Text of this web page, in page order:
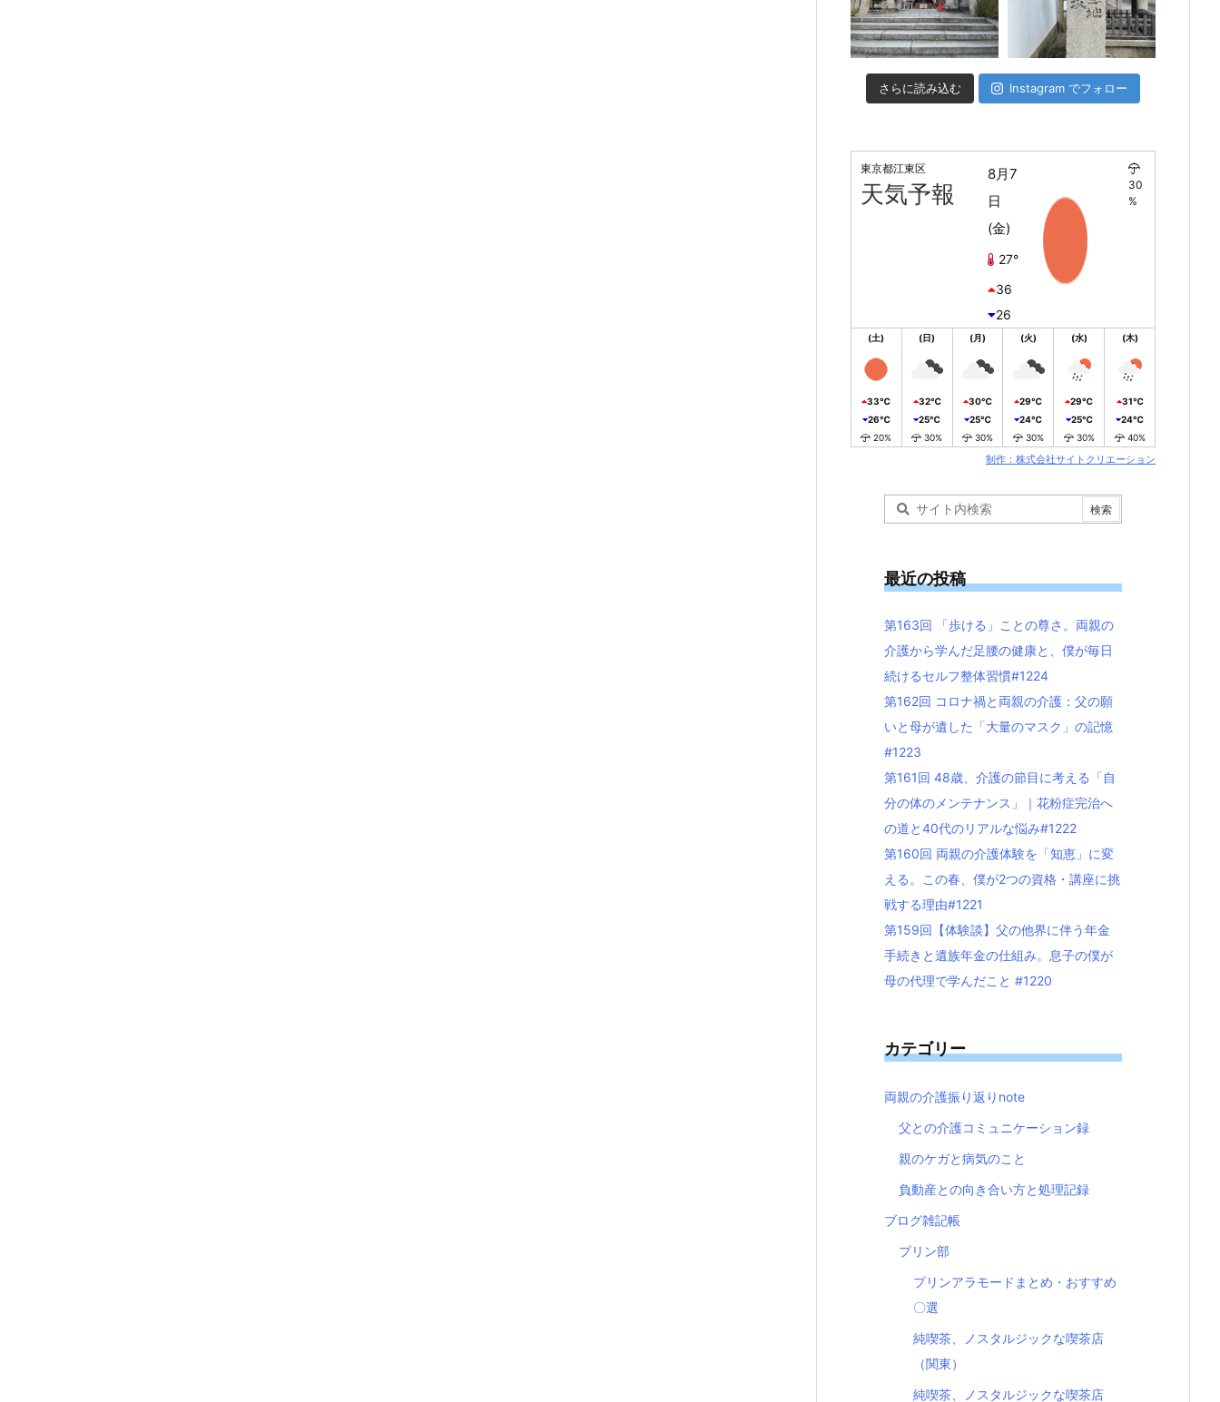
さらに読み込む Instagram でフォロー
東京都江東区
天気予報
8月7
日
(金)
27℃
36
26
30
%
(土)
33℃
26℃
20%
(日)
32℃
25℃
30%
(月)
30℃
25℃
30%
(火)
29℃
24℃
30%
(水)
29℃
25℃
30%
(木)
31℃
24℃
40%
制作：株式会社サイトクリエーション
最近の投稿
第163回 「歩ける」ことの尊さ。両親の
介護から学んだ足腰の健康と、僕が毎日
続けるセルフ整体習慣#1224
第162回 コロナ禍と両親の介護：父の願
いと母が遺した「大量のマスク」の記憶
#1223
第161回 48歳、介護の節目に考える「自
分の体のメンテナンス」｜花粉症完治へ
の道と40代のリアルな悩み#1222
第160回 両親の介護体験を「知恵」に変
える。この春、僕が2つの資格・講座に挑
戦する理由#1221
第159回【体験談】父の他界に伴う年金
手続きと遺族年金の仕組み。息子の僕が
母の代理で学んだこと #1220
カテゴリー
両親の介護振り返りnote
父との介護コミュニケーション録
親のケガと病気のこと
負動産との向き合い方と処理記録
ブログ雑記帳
プリン部
プリンアラモードまとめ・おすすめ
〇選
純喫茶、ノスタルジックな喫茶店
（関東）
純喫茶、ノスタルジックな喫茶店